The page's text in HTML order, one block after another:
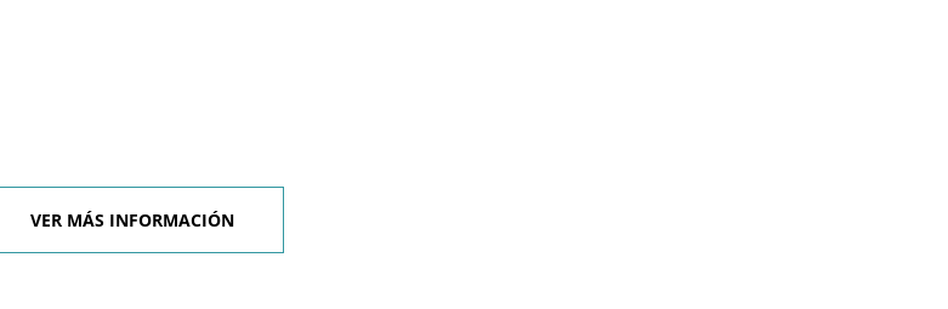
VER MÁS INFORMACIÓN